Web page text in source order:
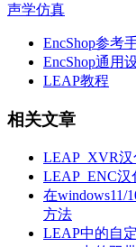
声学仿真
EncShop参考
EncShop通用
LEAP教程
相关文章
LEAP_XVR
LEAP_ENC
在windows11/
方法
LEAP中的自